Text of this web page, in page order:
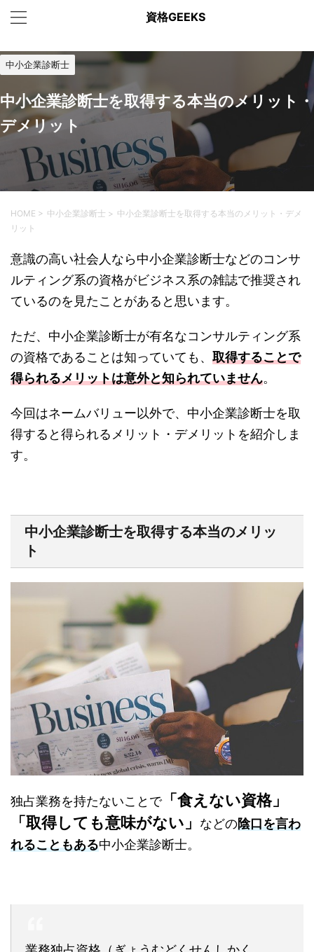
資格GEEKS
中小企業診断士
中小企業診断士を取得する本当のメリット・
デメリット
HOME > 中小企業診断士 > 中小企業診断士を取得する本当のメリット・デメ
リット
意識の高い社会人なら中小企業診断士などのコンサ
ルティング系の資格がビジネス系の雑誌で推奨され
ているのを見たことがあると思います。
ただ、中小企業診断士が有名なコンサルティング系
の資格であることは知っていても、 取得することで
得られるメリットは意外と知られていません。
今回はネームバリュー以外で、中小企業診断士を取
得すると得られるメリット・デメリットを紹介しま
す。
中小企業診断士を取得する本当のメリッ
ト
独占業務を持たないことで「食えない資格」
「取得しても意味がない」
などの陰口を言わ
れることもある中小企業診断士。